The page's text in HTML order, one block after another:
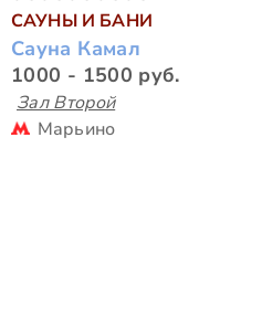
САУНЫ И БАНИ
Сауна Камал
1000 - 1500 руб.
Зал Второй
Марьино